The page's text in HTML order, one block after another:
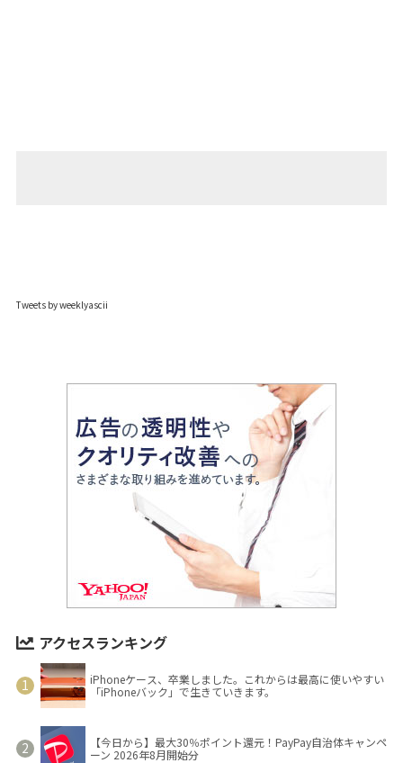
Tweets by weeklyascii
アクセスランキング
iPhoneケース、卒業しました。これからは最高に使いやすい
「iPhoneバック」で生きていきます。
【今日から】最大30％ポイント還元！PayPay自治体キャンペ
ーン 2026年8月開始分